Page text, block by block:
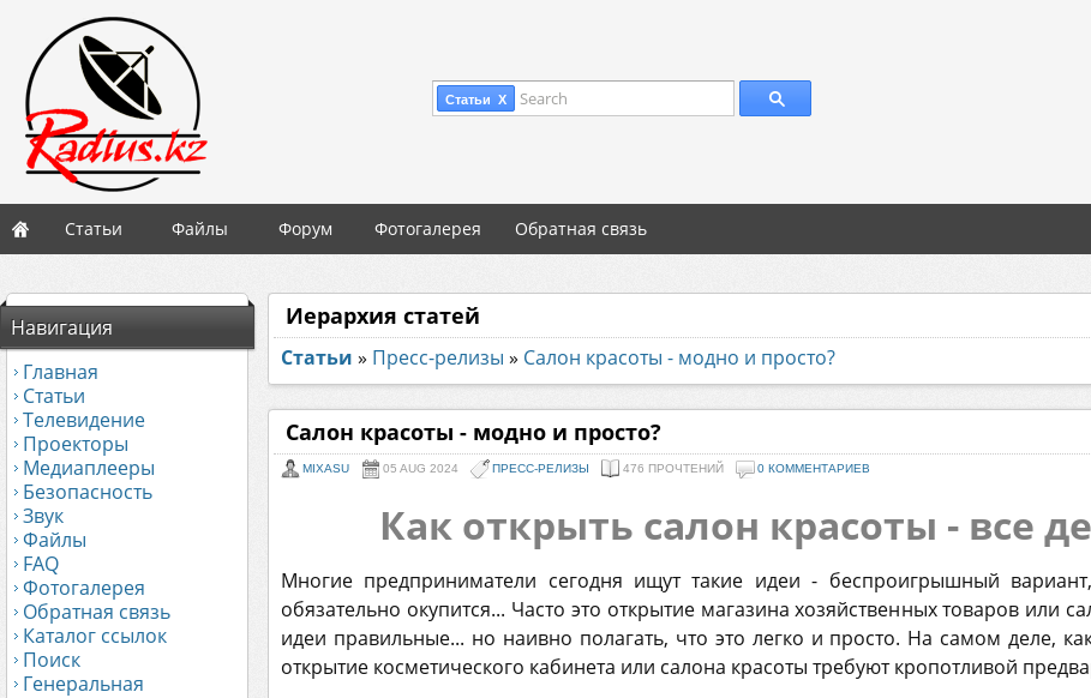
Статьи X Search
Статьи Файлы Форум Фотогалерея Обратная связь
Навигация
Главная
Статьи
Телевидение
Проекторы
Медиаплееры
Безопасность
Звук
Файлы
FAQ
Фотогалерея
Обратная связь
Каталог ссылок
Поиск
Генеральная
Иерархия статей
Статьи » Пресс-релизы » Салон красоты - модно и просто?
Салон красоты - модно и просто?
MIXASU 05 AUG 2024 ПРЕСС-РЕЛИЗЫ 476 ПРОЧТЕНИЙ 0 КОММЕНТАРИЕВ
Как открыть салон красоты - все
Многие предприниматели сегодня ищут такие идеи - беспроигрышный
обязательно окупится... Часто это открытие магазина хозяйственных товаров или
идеи правильные... но наивно полагать, что это легко и просто. На самом деле,
открытие косметического кабинета или салона красоты требуют кропотливой